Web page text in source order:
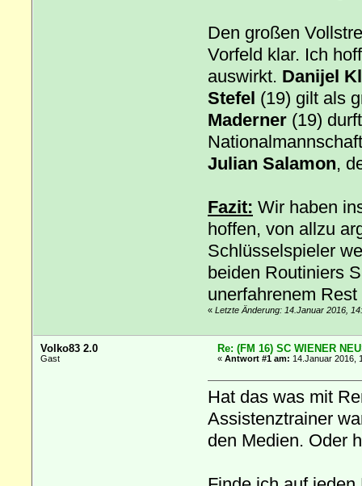
Den großen
Vorfeld klar. Ich
auswirkt. Danijel
Stefel (19) gilt als
Maderner(19)
Julian Salamon,
Fazit: Wir haben
hoffen, von allzu
Schlüsselspieler
beiden Routiniers
unerfahrenem
« Letzte Änderung: 14.Januar 2016,
Volko83 2.0
Gast
Re: (FM 16) SC WIENER
«Antwort #1 am: 14.Januar 2016,
Hat das was mit
Assistenztrainer
den Medien. Oder